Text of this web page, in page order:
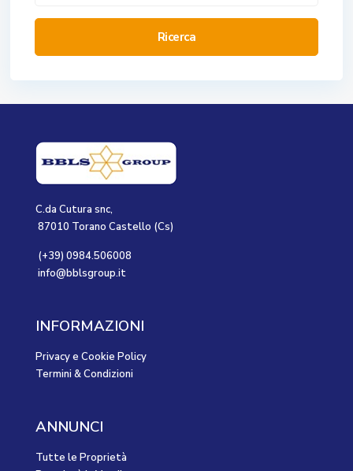
Ricerca
C.da Cutura snc,
87010 Torano Castello (Cs)
(+39) 0984.506008
info@bblsgroup.it
INFORMAZIONI
Privacy e Cookie Policy
Termini & Condizioni
ANNUNCI
Tutte le Proprietà